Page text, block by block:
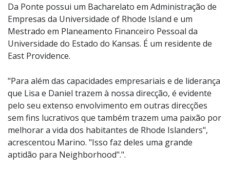
Da Ponte possui um Bacharelato em Administração de
Empresas da Universidade of Rhode Island e um
Mestrado em Planeamento Financeiro Pessoal da
Universidade do Estado do Kansas. É um residente de
East Providence.
"Para além das capacidades empresariais e de liderança
que Lisa e Daniel trazem à nossa direcção, é evidente
pelo seu extenso envolvimento em outras direcções
sem fins lucrativos que também trazem uma paixão por
melhorar a vida dos habitantes de Rhode Islanders",
acrescentou Marino. "Isso faz deles uma grande
aptidão para Neighborhood".".